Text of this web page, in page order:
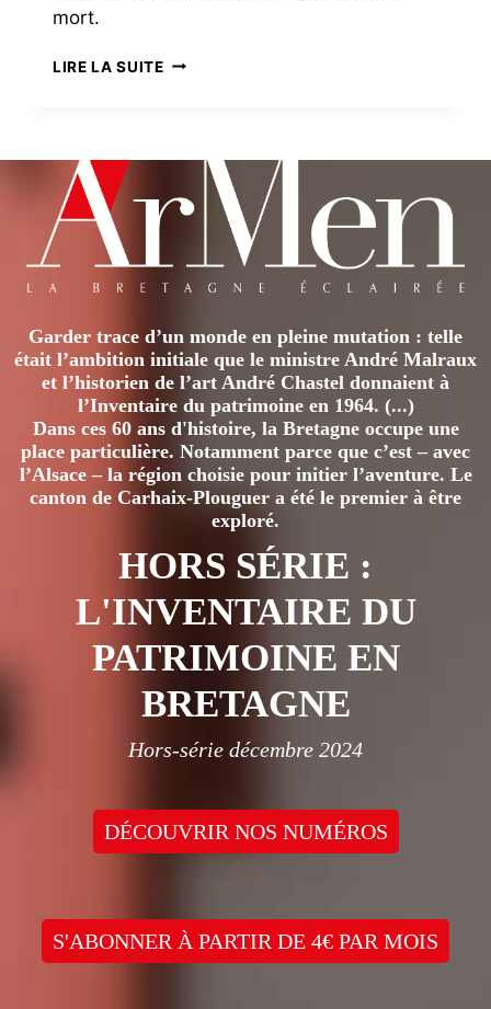
mort.
LIRE LA SUITEANATOLE
MALHEURS
D’UN
FRANC-
BRETON
Garder trace d’un monde en pleine mutation : telle
était l’ambition initiale que le ministre André Malraux
et l’historien de l’art André Chastel donnaient à
l’Inventaire du patrimoine en 1964. (...)
Dans ces 60 ans d'histoire, la Bretagne occupe une
place particulière. Notamment parce que c’est – avec
l’Alsace – la région choisie pour initier l’aventure. Le
canton de Carhaix-Plouguer a été le premier à être
exploré.
HORS SÉRIE :
L'INVENTAIRE DU
PATRIMOINE EN
BRETAGNE
Hors-série décembre 2024
DÉCOUVRIR NOS NUMÉROS
S'ABONNER À PARTIR DE 4€ PAR MOIS